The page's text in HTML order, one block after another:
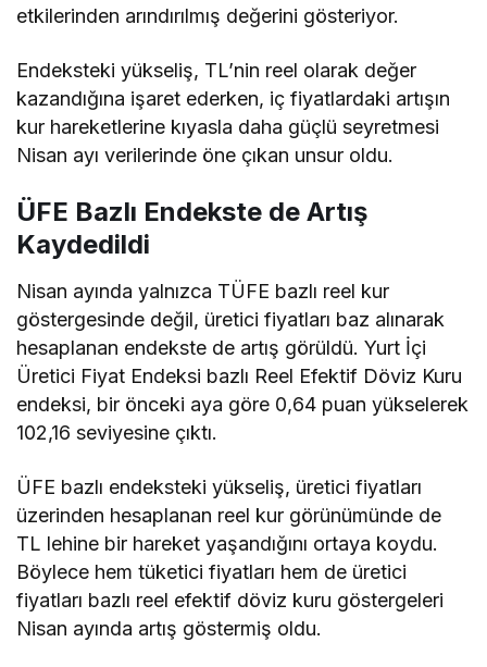
etkilerinden arındırılmış değerini gösteriyor.
Endeksteki yükseliş, TL’nin reel olarak değer
kazandığına işaret ederken, iç fiyatlardaki artışın
kur hareketlerine kıyasla daha güçlü seyretmesi
Nisan ayı verilerinde öne çıkan unsur oldu.
ÜFE Bazlı Endekste de Artış
Kaydedildi
Nisan ayında yalnızca TÜFE bazlı reel kur
göstergesinde değil, üretici fiyatları baz alınarak
hesaplanan endekste de artış görüldü. Yurt İçi
Üretici Fiyat Endeksi bazlı Reel Efektif Döviz Kuru
endeksi, bir önceki aya göre 0,64 puan yükselerek
102,16 seviyesine çıktı.
ÜFE bazlı endeksteki yükseliş, üretici fiyatları
üzerinden hesaplanan reel kur görünümünde de
TL lehine bir hareket yaşandığını ortaya koydu.
Böylece hem tüketici fiyatları hem de üretici
fiyatları bazlı reel efektif döviz kuru göstergeleri
Nisan ayında artış göstermiş oldu.